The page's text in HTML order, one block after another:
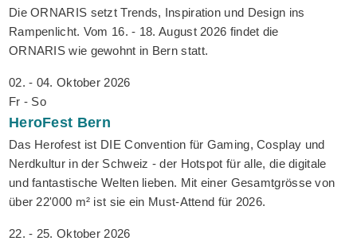
Die ORNARIS setzt Trends, Inspiration und Design ins
Rampenlicht. Vom 16. - 18. August 2026 findet die
ORNARIS wie gewohnt in Bern statt.
02. - 04. Oktober 2026
Fr - So
HeroFest Bern
Das Herofest ist DIE Convention für Gaming, Cosplay und
Nerdkultur in der Schweiz - der Hotspot für alle, die digitale
und fantastische Welten lieben. Mit einer Gesamtgrösse von
über 22'000 m² ist sie ein Must-Attend für 2026.
22. - 25. Oktober 2026